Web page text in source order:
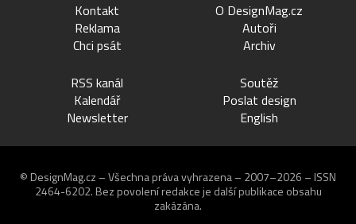
Kontakt
Reklama
Chci psát
O DesignMag.cz
Autoři
Archiv
RSS kanál
Kalendář
Newsletter
Soutěž
Poslat design
English
© DesignMag.cz – Všechna práva vyhrazena – 2007–2026 – ISSN
2464-6202. Bez povolení redakce je další publikace obsahu
zakázána.